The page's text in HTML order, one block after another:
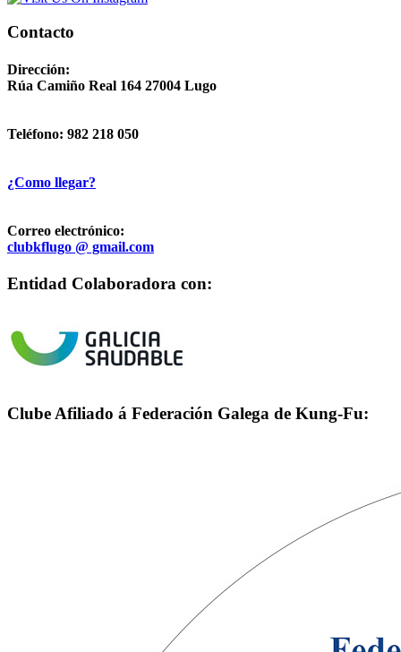
Contacto
Dirección:
Rúa Camiño Real 164 27004 Lugo
Teléfono: 982 218 050
¿Como llegar?
Correo electrónico:
clubkflugo @ gmail.com
Entidad Colaboradora con:
Clube Afiliado á Federación Galega de Kung-Fu: